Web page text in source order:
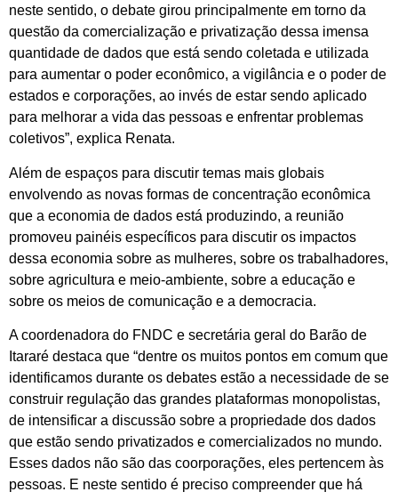
neste sentido, o debate girou principalmente em torno da
questão da comercialização e privatização dessa imensa
quantidade de dados que está sendo coletada e utilizada
para aumentar o poder econômico, a vigilância e o poder de
estados e corporações, ao invés de estar sendo aplicado
para melhorar a vida das pessoas e enfrentar problemas
coletivos”, explica Renata.
Além de espaços para discutir temas mais globais
envolvendo as novas formas de concentração econômica
que a economia de dados está produzindo, a reunião
promoveu painéis específicos para discutir os impactos
dessa economia sobre as mulheres, sobre os trabalhadores,
sobre agricultura e meio-ambiente, sobre a educação e
sobre os meios de comunicação e a democracia.
A coordenadora do FNDC e secretária geral do Barão de
Itararé destaca que “dentre os muitos pontos em comum que
identificamos durante os debates estão a necessidade de se
construir regulação das grandes plataformas monopolistas,
de intensificar a discussão sobre a propriedade dos dados
que estão sendo privatizados e comercializados no mundo.
Esses dados não são das coorporações, eles pertencem às
pessoas. E neste sentido é preciso compreender que há